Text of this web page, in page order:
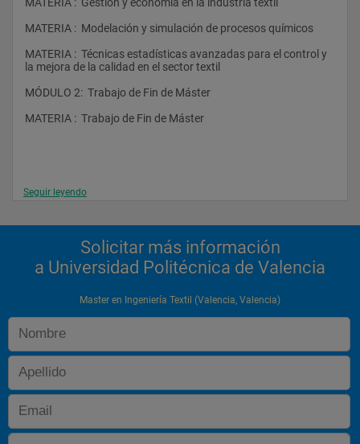
MATERIA :  Modelación y simulación de procesos químicos
MATERIA :  Técnicas estadísticas avanzadas para el control y
la mejora de la calidad en el sector textil
MÓDULO 2:  Trabajo de Fin de Máster
MATERIA :  Trabajo de Fin de Máster
Seguir leyendo
Solicitar más información
a Universidad Politécnica de Valencia
Master en Ingeniería Textil (Valencia, Valencia)